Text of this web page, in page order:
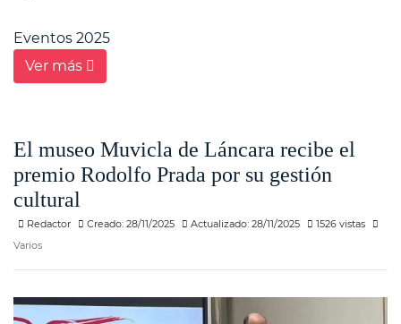
Eventos 2025
Ver más
El museo Muvicla de Láncara recibe el
premio Rodolfo Prada por su gestión
cultural
Redactor Creado: 28/11/2025 Actualizado: 28/11/2025
1526 vistas
Varios